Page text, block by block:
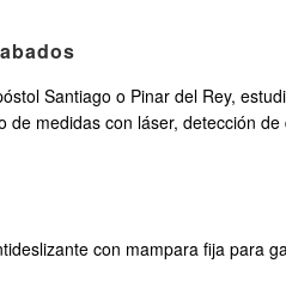
Santiago o Pinar del Rey,
medidas con láser, detección
con mampara fija para